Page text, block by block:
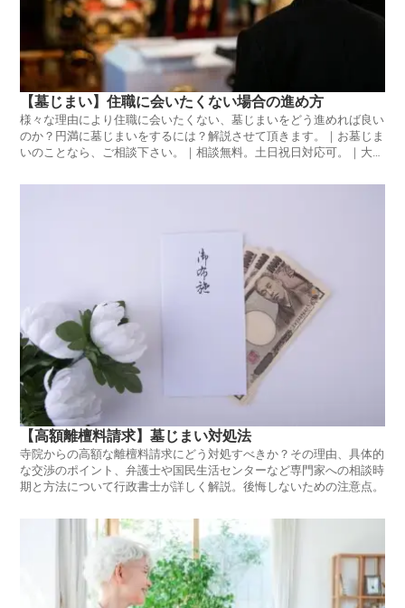
【墓じまい】住職に会いたくない場合の進め方
様々な理由により住職に会いたくない、墓じまいをどう進めれば良い
のか？円満に墓じまいをするには？解説させて頂きます。｜お墓じま
いのことなら、ご相談下さい。｜相談無料。土日祝日対応可。｜大塚
【高額離檀料請求】墓じまい対処法
寺院からの高額な離檀料請求にどう対処すべきか？その理由、具体的
な交渉のポイント、弁護士や国民生活センターなど専門家への相談時
期と方法について行政書士が詳しく解説。後悔しないための注意点。